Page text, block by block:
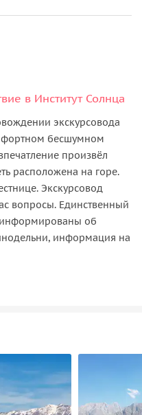
в Институт Солнца
экскурсовода
бесшумном
произвёл
расположена на горе.
Экскурсовод
вопросы. Единственный
об
информация на